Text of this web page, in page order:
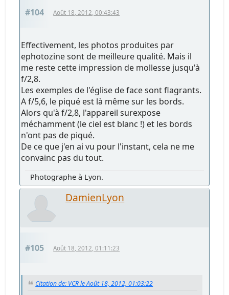
#104 Août 18, 2012, 00:43:43
Effectivement, les photos produites par
ephotozine sont de meilleure qualité. Mais il
me reste cette impression de mollesse jusqu'à
f/2,8.
Les exemples de l'église de face sont flagrants.
A f/5,6, le piqué est là même sur les bords.
Alors qu'à f/2,8, l'appareil surexpose
méchamment (le ciel est blanc !) et les bords
n'ont pas de piqué.
De ce que j'en ai vu pour l'instant, cela ne me
convainc pas du tout.
Photographe à Lyon.
DamienLyon
#105 Août 18, 2012, 01:11:23
Citation de: VCR le Août 18, 2012, 01:03:22